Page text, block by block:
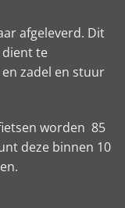
afgeleverd. Dit
dient te
zadel en stuur
worden 85
deze binnen 10